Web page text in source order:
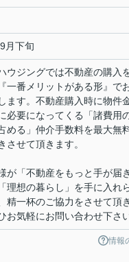
月下旬
ウジングでは不動産の購入
一番メリットがある形』で
ます。不動産購入時に物件
必要になってくる「諸費用
める」仲介手数料を最大無
させて頂きます。
が「不動産をもっと手が届
理想の暮らし」を手に入れ
精一杯のご協力をさせて頂
お気軽にお問い合わせ下さ
情報